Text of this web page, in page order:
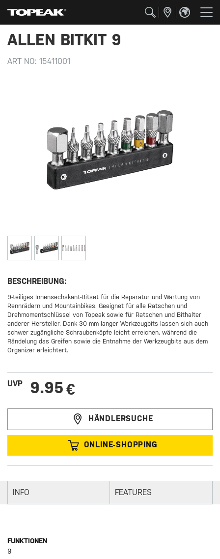
ALLEN BITKIT 9
ART NO: 15411001
BESCHREIBUNG:
9-teiliges Innensechskant-Bitset für die Reparatur und Wartung von
Rennrädern und Mountainbikes. Geeignet für alle Ratschen und
Drehmomentschlüssel von Topeak sowie für Ratschen und Bithalter
anderer Hersteller. Dank 30 mm langer Werkzeugbits lassen sich auch
schwer zugängliche Schraubenköpfe leicht erreichen, während die
Rändelung das Greifen sowie die Entnahme der Werkzeugbits aus dem
Organizer erleichtert.
UVP 9.95 €
HÄNDLERSUCHE
ONLINE-SHOPPING
INFO FEATURES
FUNKTIONEN
9